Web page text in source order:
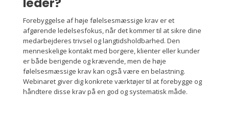
Forebyggelse af høje følelsesmæssige krav er et
afgørende ledelsesfokus, når det kommer til at sikre dine
medarbejderes trivsel og langtidsholdbarhed. Den
menneskelige kontakt med borgere, klienter eller kunder
er både berigende og krævende, men de høje
følelsesmæssige krav kan også være en belastning.
Webinaret giver dig konkrete værktøjer til at forebygge og
håndtere disse krav på en god og systematisk måde.